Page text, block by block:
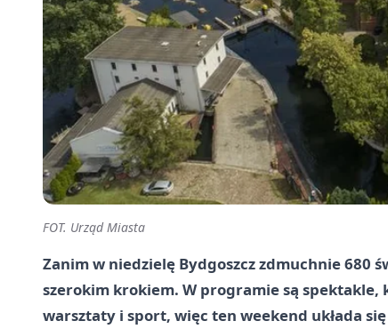
FOT. Urząd Miasta
Zanim w niedzielę Bydgoszcz zdmuchnie 680
szerokim krokiem. W programie są
warsztaty i sport, więc ten weekend układa